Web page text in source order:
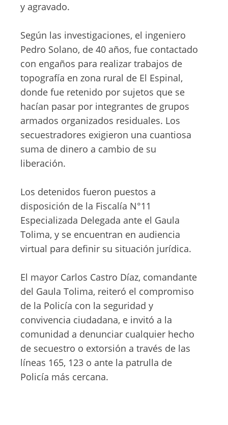
y agravado.
Según las investigaciones, el ingeniero
Pedro Solano, de 40 años, fue contactado
con engaños para realizar trabajos de
topografía en zona rural de El Espinal,
donde fue retenido por sujetos que se
hacían pasar por integrantes de grupos
armados organizados residuales. Los
secuestradores exigieron una cuantiosa
suma de dinero a cambio de su
liberación.
Los detenidos fueron puestos a
disposición de la Fiscalía N°11
Especializada Delegada ante el Gaula
Tolima, y se encuentran en audiencia
virtual para definir su situación jurídica.
El mayor Carlos Castro Díaz, comandante
del Gaula Tolima, reiteró el compromiso
de la Policía con la seguridad y
convivencia ciudadana, e invitó a la
comunidad a denunciar cualquier hecho
de secuestro o extorsión a través de las
líneas 165, 123 o ante la patrulla de
Policía más cercana.